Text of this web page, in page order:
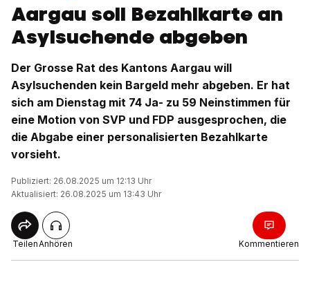
Aargau soll Bezahlkarte an
Asylsuchende abgeben
Der Grosse Rat des Kantons Aargau will
Asylsuchenden kein Bargeld mehr abgeben. Er hat
sich am Dienstag mit 74 Ja- zu 59 Neinstimmen für
eine Motion von SVP und FDP ausgesprochen, die
die Abgabe einer personalisierten Bezahlkarte
vorsieht.
Publiziert: 26.08.2025 um 12:13 Uhr
Aktualisiert: 26.08.2025 um 13:43 Uhr
TeilenAnhören Kommentieren